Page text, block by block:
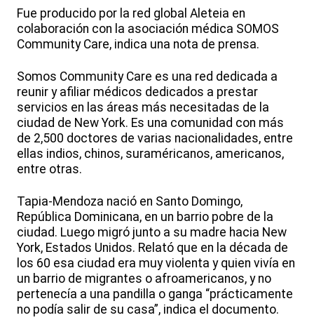
Fue producido por la red global Aleteia en
colaboración con la asociación médica SOMOS
Community Care, indica una nota de prensa.
Somos Community Care es una red dedicada a
reunir y afiliar médicos dedicados a prestar
servicios en las áreas más necesitadas de la
ciudad de New York. Es una comunidad con más
de 2,500 doctores de varias nacionalidades, entre
ellas indios, chinos, suraméricanos, americanos,
entre otras.
Tapia-Mendoza nació en Santo Domingo,
República Dominicana, en un barrio pobre de la
ciudad. Luego migró junto a su madre hacia New
York, Estados Unidos. Relató que en la década de
los 60 esa ciudad era muy violenta y quien vivía en
un barrio de migrantes o afroamericanos, y no
pertenecía a una pandilla o ganga “prácticamente
no podía salir de su casa”, indica el documento.